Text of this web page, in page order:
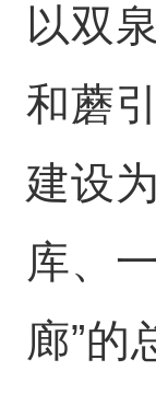
以双
和蘑
建设
库、
廊”的